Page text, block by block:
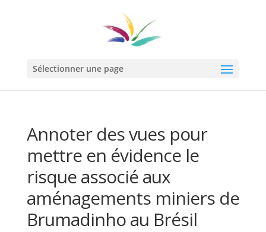
Sélectionner une page
Annoter des vues pour
mettre en évidence le
risque associé aux
aménagements miniers de
Brumadinho au Brésil